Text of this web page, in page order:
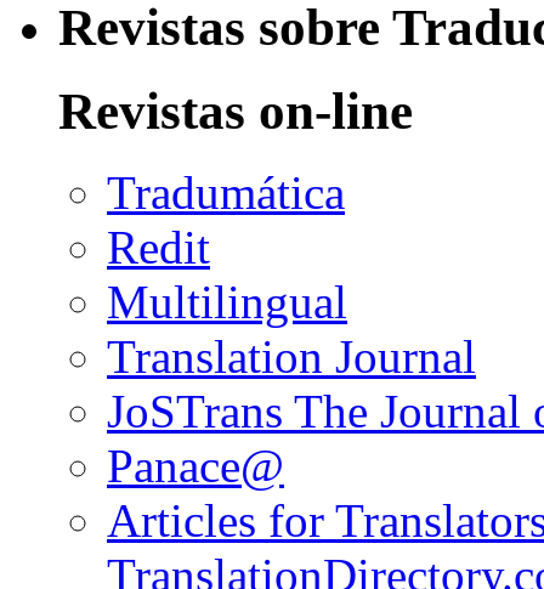
Revistas sobre
Revistas on-line
Tradumática
Redit
Multilingual
Translation Journal
JoSTrans The
Panace@
Articles for